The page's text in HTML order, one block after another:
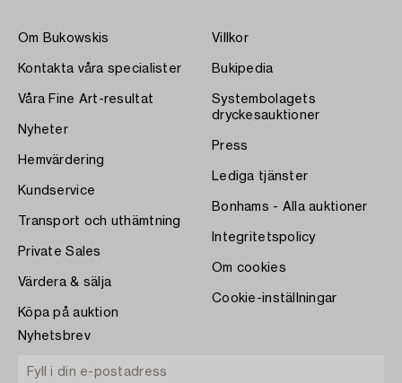
Om Bukowskis
Kontakta våra specialister
Våra Fine Art-resultat
Nyheter
Hemvärdering
Kundservice
Transport och uthämtning
Private Sales
Värdera & sälja
Köpa på auktion
Villkor
Bukipedia
Systembolagets
dryckesauktioner
Press
Lediga tjänster
Bonhams - Alla auktioner
Integritetspolicy
Om cookies
Cookie-inställningar
Nyhetsbrev